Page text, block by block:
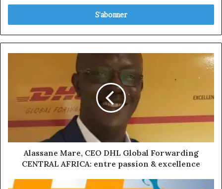
adresse
Global
Forwarding
CENTRAL
entre
passionAlassane Mare, CEO DHL Global Forwarding
CENTRAL AFRICA: entre passion & excellence
DES